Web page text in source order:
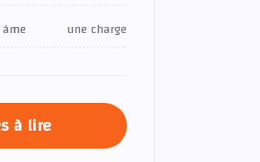
une charge
à lire